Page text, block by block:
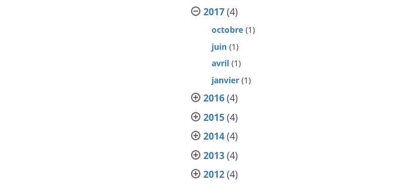
2017(4)
octobre (1)
juin (1)
avril (1)
janvier (1)
2016(4)
2015(4)
2014(4)
2013(4)
2012(4)